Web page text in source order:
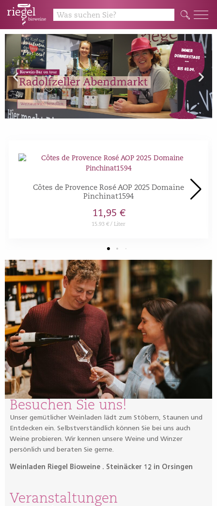
Côtes de Provence Rosé AOP 2025 Domaine
Pinchinat1594
11,95 €
15.93 € / Liter
Veranstaltungen
Besuchen Sie uns!
Unser gemütlicher Weinladen lädt zum Stöbern, Staunen und
Entdecken ein. Selbstverständlich können Sie bei uns auch
Weine probieren. Wir kennen unsere Weine und Winzer
persönlich und beraten Sie gerne.
Weinladen Riegel Bioweine . Steinäcker 12 in Orsingen